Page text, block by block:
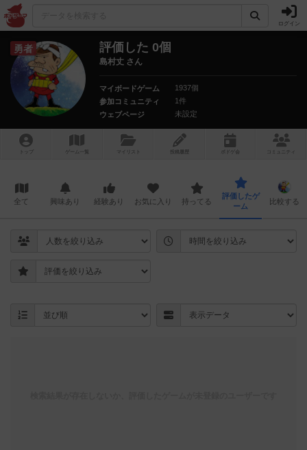
ログイン
勇者 評価した 0個
島村丈 さん
マイボードゲーム
1937個
参加コミュニティ
1件
ウェブページ
未設定
トップ ゲーム一覧 マイリスト 投稿履歴 ボ ドゲ コミュニティ
全て 興味あり 経験あり お気に入り 持ってる
評価したゲ
ーム
比較する